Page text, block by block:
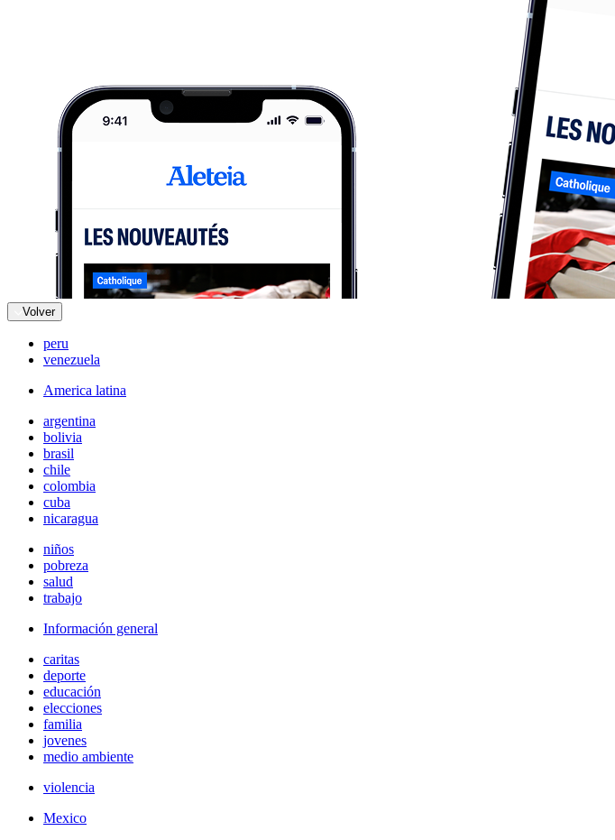
Volver
peru
venezuela
America latina
argentina
bolivia
brasil
chile
colombia
cuba
nicaragua
niños
pobreza
salud
trabajo
Información general
caritas
deporte
educación
elecciones
familia
jovenes
medio ambiente
violencia
Mexico